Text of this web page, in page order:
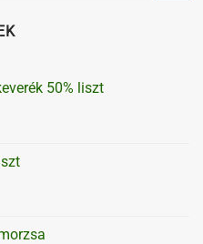
50% liszt